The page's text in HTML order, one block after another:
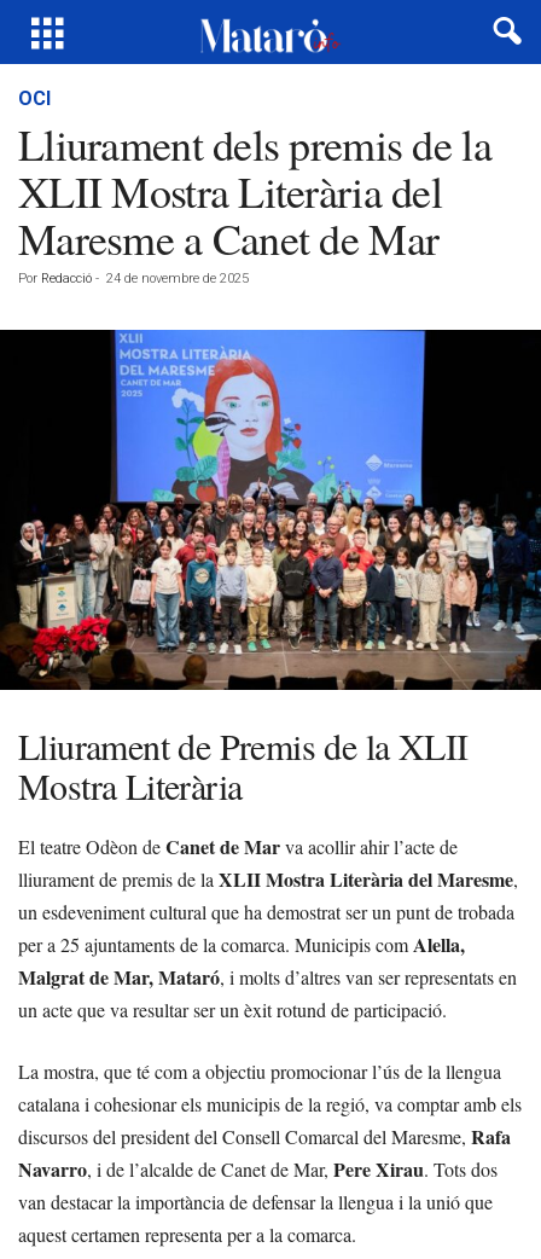
OCI
Lliurament dels premis de la
XLII Mostra Literària del
Maresme a Canet de Mar
Por Redacció - 24 de novembre de 2025
Lliurament de Premis de la XLII
Mostra Literària
El teatre Odèon deCanet de Marva acollir ahir l’acte de
lliurament de premis de la XLII Mostra Literària del Maresme,
un esdeveniment cultural que ha demostrat ser un punt de trobada
per a 25 ajuntaments de la comarca. Municipis comAlella,
Malgrat de Mar, Mataró, i molts d’altres van ser representats en
un acte que va resultar ser un èxit rotund de participació.
La mostra, que té com a objectiu promocionar l’ús de la llengua
catalana i cohesionar els municipis de la regió, va comptar amb els
discursos del president del Consell Comarcal del Maresme, Rafa
Navarro, i de l’alcalde de Canet de Mar, Pere Xirau. Tots dos
van destacar la importància de defensar la llengua i la unió que
aquest certamen representa per a la comarca.